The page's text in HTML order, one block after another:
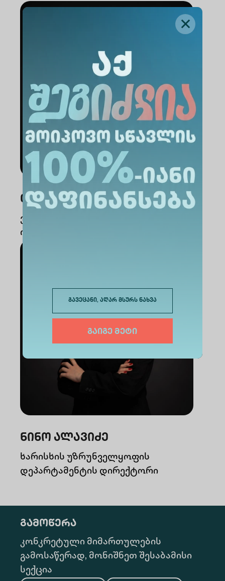
გავეცანი, აღარ მსურს ნახვა
გაიგე მეტი
მიმართულებით
თამარ მახარაძე
ვიცე პრეზიდენტი ფინანსებისა და
ოპერაციების მიმართულებით
ნინო ალავიძე
ხარისხის უზრუნველყოფის
დეპარტამენტის დირექტორი
გამოწერა
კონკრეტული მიმართულების
გამოსაწერად, მონიშნეთ შესაბამისი
სექცია